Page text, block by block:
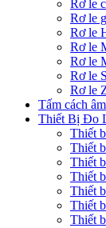
Rơ le
Rơ le
Rơ le
Rơ le
Rơ le
Rơ le
Rơ le
Tấm cách âm
Thiết Bị Đo
Thiết
Thiết
Thiết
Thiết
Thiết
Thiết
Thiết